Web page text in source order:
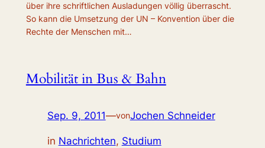
über ihre schriftlichen Ausladungen völlig überrascht.
So kann die Umsetzung der UN – Konvention über die
Rechte der Menschen mit…
Mobilität in Bus & Bahn
Sep. 9, 2011—vonJochen Schneider
in Nachrichten, Studium